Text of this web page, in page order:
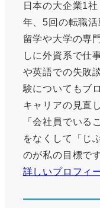
日本の大企業1
年、5回の転職活
留学や大学の専
しに外資系で仕
や英語での失敗
験についてもブ
キャリアの見直
「会社員でいる
をなくして「じ
のが私の目標です
詳しいプロフィ